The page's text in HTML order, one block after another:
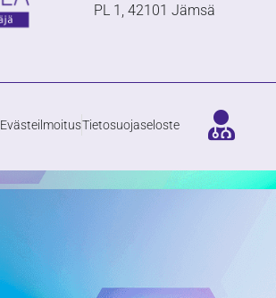
PL 1, 42101 Jämsä
EvästeilmoitusTietosuojaseloste